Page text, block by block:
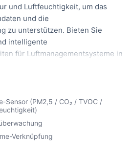
und Luftfeuchtigkeit, um das
und die
zu unterstützen. Bieten Sie
intelligente
für Luftmanagementsysteme in
Sensor (PM2,5 / CO₂ / TVOC /
Verknüpfung